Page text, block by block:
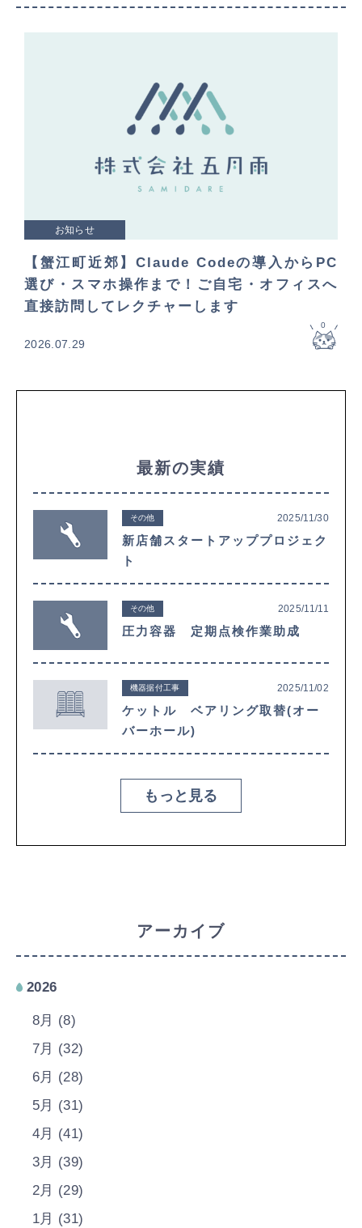
お知らせ
【蟹江町近郊】Claude Codeの導入からPC
選び・スマホ操作まで！ご自宅・オフィスへ
直接訪問してレクチャーします
2026.07.29
0
最新の実績
その他 2025/11/30
新店舗スタートアッププロジェク
ト
その他 2025/11/11
圧力容器 定期点検作業助成
機器据付工事 2025/11/02
ケットル ベアリング取替(オー
バーホール)
もっと見る
アーカイブ
2026
8月 (8)
7月 (32)
6月 (28)
5月 (31)
4月 (41)
3月 (39)
2月 (29)
1月 (31)